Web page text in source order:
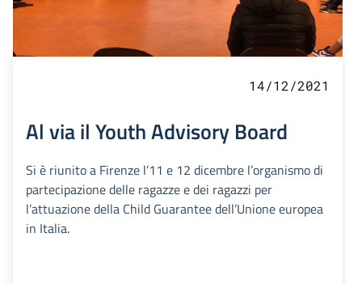
14/12/2021
Al via il Youth Advisory Board
Si è riunito a Firenze l’11 e 12 dicembre l’organismo di
partecipazione delle ragazze e dei ragazzi per
l’attuazione della Child Guarantee dell’Unione europea
in Italia.